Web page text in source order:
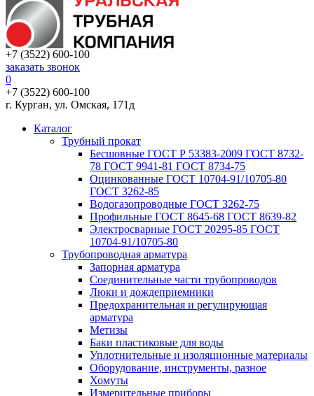
+7 (3522) 600-100
заказать звонок
0
+7 (3522) 600-100
г. Курган, ул. Омская, 171д
Каталог
Трубный прокат
Беcшовные ГОСТ Р 53383-2009 ГОСТ 8732-
78 ГОСТ 9941-81 ГОСТ 8734-75
Оцинкованные ГОСТ 10704-91/10705-80
ГОСТ 3262-85
Водогазопроводные ГОСТ 3262-75
Профильные ГОСТ 8645-68 ГОСТ 8639-82
Электросварные ГОСТ 20295-85 ГОСТ
10704-91/10705-80
Трубопроводная арматура
Запорная арматура
Соединительные части трубопроводов
Люки и дождеприемники
Предохранительная и регулирующая
арматура
Метизы
Баки пластиковые для воды
Уплотнительные и изоляционные материалы
Оборудование, инструменты, разное
Хомуты
Измерительные приборы